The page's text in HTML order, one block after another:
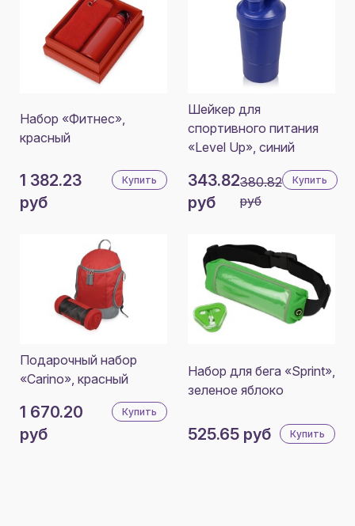
Набор «Фитнес»,
красный
1 382.23
руб
Купить
Шейкер для
спортивного питания
«Level Up», синий
343.82
руб
380.82
руб
Купить
Подарочный набор
«Carino», красный
1 670.20
руб
Купить
Набор для бега «Sprint»,
зеленое яблоко
525.65 руб Купить